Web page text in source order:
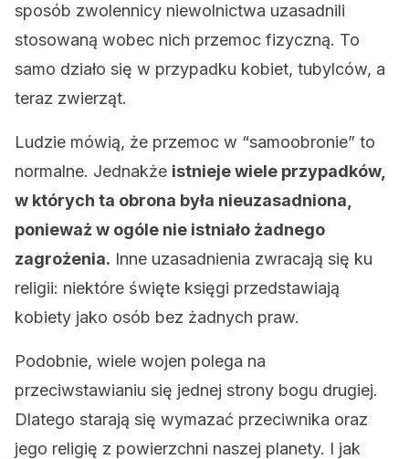
sposób zwolennicy niewolnictwa uzasadnili
stosowaną wobec nich przemoc fizyczną. To
samo działo się w przypadku kobiet, tubylców, a
teraz zwierząt.
Ludzie mówią, że przemoc w “samoobronie” to
normalne. Jednakże istnieje wiele przypadków,
w których ta obrona była nieuzasadniona,
ponieważ w ogóle nie istniało żadnego
zagrożenia. Inne uzasadnienia zwracają się ku
religii: niektóre święte księgi przedstawiają
kobiety jako osób bez żadnych praw.
Podobnie, wiele wojen polega na
przeciwstawianiu się jednej strony bogu drugiej.
Dlatego starają się wymazać przeciwnika oraz
jego religię z powierzchni naszej planety. I jak